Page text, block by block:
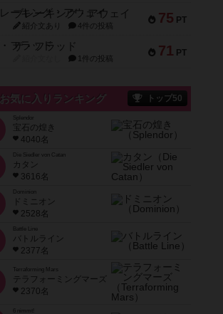
75 PT
ブレーキング・アウェイ
紹介文あり 4件の投稿
71 PT
ザ・フラッド
1件の投稿
お気に入りランキング トップ50
宝石の煌き
4040名
Die Siedler von Catan
カタン
3616名
ドミニオン
2528名
Battle Line
バトルライン
2377名
Terraforming Mars
テラフォーミングマーズ
2370名